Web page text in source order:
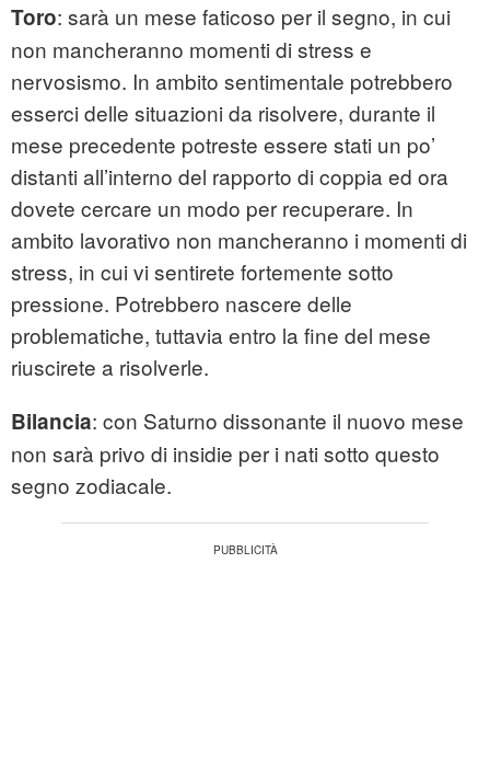
Toro: sarà un mese faticoso per il segno, in cui
non mancheranno momenti di stress e
nervosismo. In ambito sentimentale potrebbero
esserci delle situazioni da risolvere, durante il
mese precedente potreste essere stati un po’
distanti all’interno del rapporto di coppia ed ora
dovete cercare un modo per recuperare. In
ambito lavorativo non mancheranno i momenti di
stress, in cui vi sentirete fortemente sotto
pressione. Potrebbero nascere delle
problematiche, tuttavia entro la fine del mese
riuscirete a risolverle.
Bilancia: con Saturno dissonante il nuovo mese
non sarà privo di insidie per i nati sotto questo
segno zodiacale.